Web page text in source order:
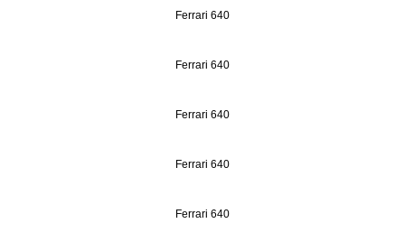
Ferrari 640
Ferrari 640
Ferrari 640
Ferrari 640
Ferrari 640